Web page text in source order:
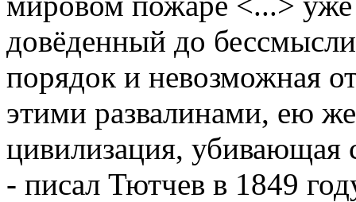
довёденный до
порядок и невозможная
этими развалинами, ею
цивилизация,
- писал Тютчев в 1849